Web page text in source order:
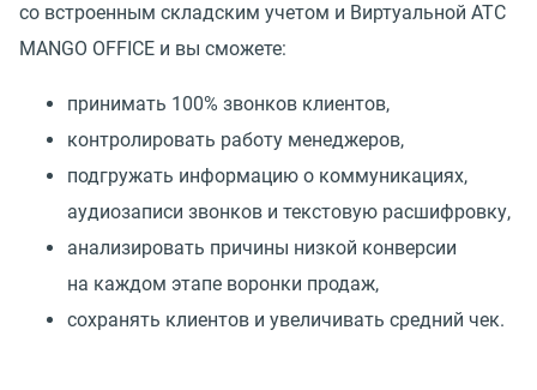
со встроенным складским учетом и Виртуальной АТС
MANGO OFFICE и вы сможете:
принимать 100% звонков клиентов,
контролировать работу менеджеров,
подгружать информацию о коммуникациях,
аудиозаписи звонков и текстовую расшифровку,
анализировать причины низкой конверсии
на каждом этапе воронки продаж,
сохранять клиентов и увеличивать средний чек.